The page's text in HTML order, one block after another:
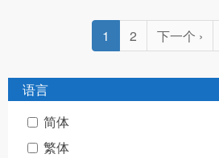
语言
简体
繁体
当
前
页
1 页
2
下
一
页
下一个 ›